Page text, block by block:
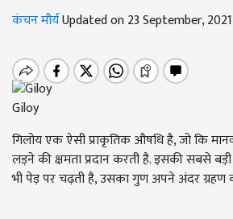
कंचन मौर्यUpdated on 23 September, 2021
Giloy
गिलोय एक ऐसी प्राकृतिक औषधि है, जो कि
लड़ने की क्षमता प्रदान करती है. इसकी सबसे
भी पेड़ पर चढ़ती है, उसका गुण अपने अंदर ग्रहण